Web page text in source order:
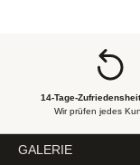
14-Tage-
Wir prüfen jedes
GALERIE